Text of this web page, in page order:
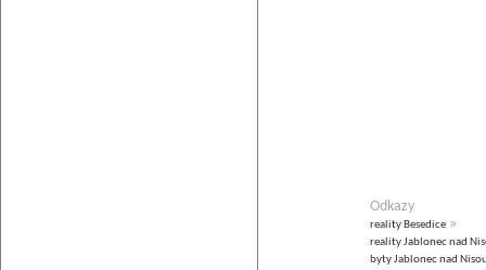
Odkazy
reality Besedice »
reality Jablonec nad
byty Jablonec nad